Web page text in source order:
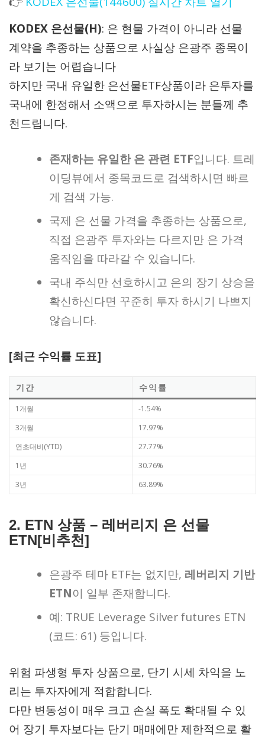
KODEX 은선물(H): 은 현물 가격이 아니라 선물
계약을 추종하는 상품으로 사실상 은광주 종목이
라 보기는 어렵습니다
하지만 국내 유일한 은선물ETF상품이라 은투자를
국내에 한정해서 소액으로 투자하시는 분들께 추
천드립니다.
존재하는 유일한 은 관련 ETF입니다. 트레
이딩뷰에서 종목코드로 검색하시면 빠르
게 검색 가능.
국제 은 선물 가격을 추종하는 상품으로,
직접 은광주 투자와는 다르지만 은 가격
움직임을 따라갈 수 있습니다.
국내 주식만 선호하시고 은의 장기 상승을
확신하신다면 꾸준히 투자 하시기 나쁘지
않습니다.
[최근 수익률 도표]
기간 수익률
1개월
-1.54%
3개월
17.97%
연초대비(YTD)
27.77%
1년
30.76%
3년
63.89%
2. ETN 상품 – 레버리지 은 선물
ETN[비추천]
은광주 테마 ETF는 없지만, 레버리지 기반
ETN이 일부 존재합니다.
예: TRUE Leverage Silver futures ETN
(코드: 61) 등입니다.
위험 파생형 투자 상품으로, 단기 시세 차익을 노
리는 투자자에게 적합합니다.
다만 변동성이 매우 크고 손실 폭도 확대될 수 있
어 장기 투자보다는 단기 매매에만 제한적으로 활